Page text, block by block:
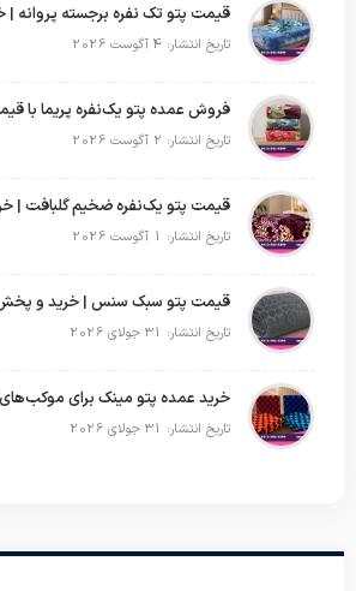
تاریخ انتشار: 4 آگوست 2026
تاریخ انتشار: 2 آگوست 2026
تاریخ انتشار: 1 آگوست 2026
تاریخ انتشار: 31 جولای 2026
تاریخ انتشار: 31 جولای 2026